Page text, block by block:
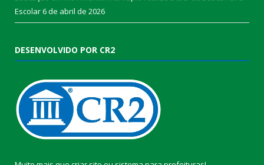
Escolar6 de abril de 2026
DESENVOLVIDO POR CR2